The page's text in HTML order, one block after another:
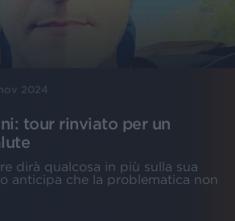
2024
tour rinviato per un
dirà qualcosa in più sulla sua
anticipa che la problematica non